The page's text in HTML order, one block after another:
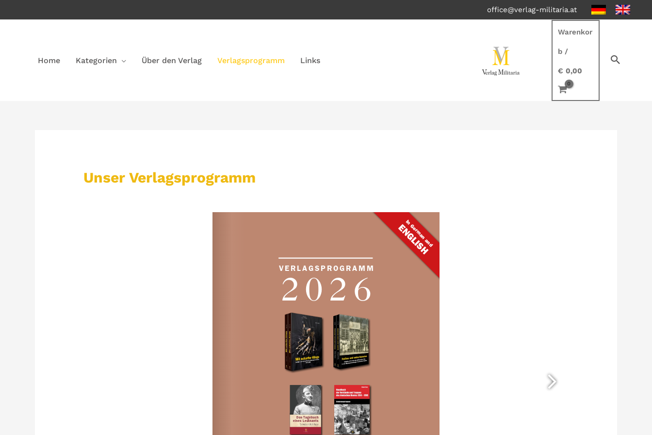
office@verlag-militaria.at
Home Kategorien Über den Verlag Verlagsprogramm Links
Warenkor
b/
€ 0,00
Unser Verlagsprogramm